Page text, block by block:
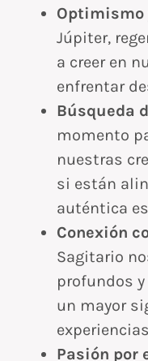
Optimismo
Júpiter,
a creer en
enfrentar
Búsqueda
momento
nuestras
si están
auténtica
Conexión
Sagitario
profundos
un mayor
Pasión por